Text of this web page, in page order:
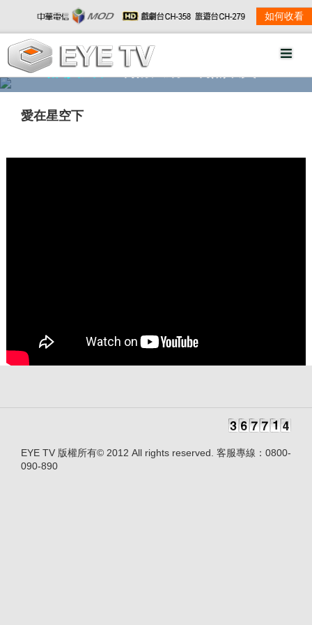
如何收看
精彩影音 劇情大綱
愛在星空下
EYE TV 版權所有© 2012 All rights reserved. 客服專線：0800-
090-890